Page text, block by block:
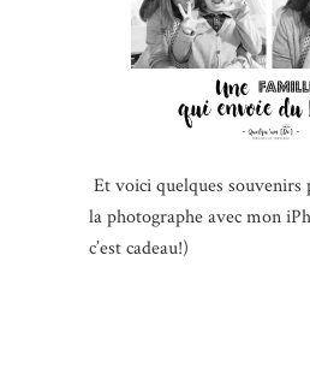
Et voici quelques
la photographe avec mon
c’est cadeau!)